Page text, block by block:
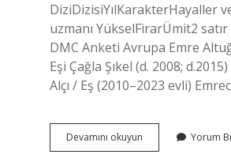
DiziDizisiYılKarakterHayaller
uzmanı YükselFirarÜmit2
DMC Anketi Avrupa Emre
Eşi Çağla Şıkel (d. 2008;
Alçı / Eş (2010–2023 evli)
Devamını okuyun
Ayan
Yorum